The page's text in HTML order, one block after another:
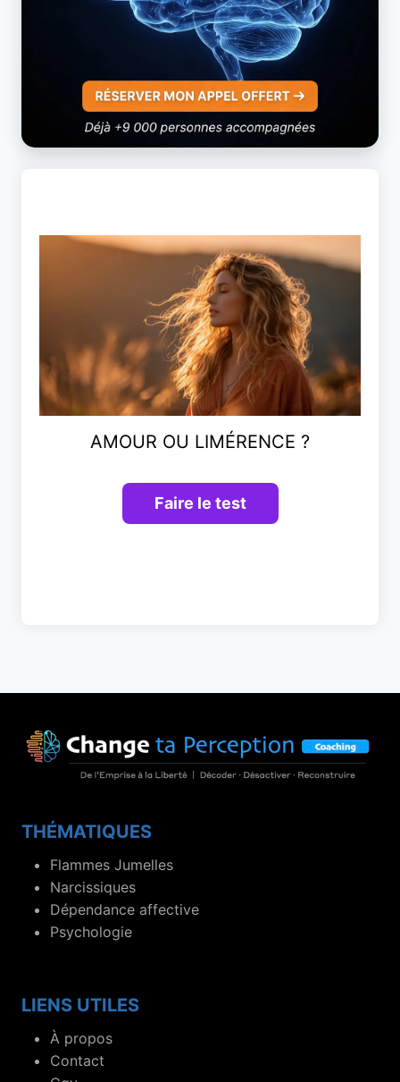
AMOUR OU LIMÉRENCE ?
THÉMATIQUES
Flammes Jumelles
Narcissiques
Dépendance affective
Psychologie
LIENS UTILES
À propos
Contact